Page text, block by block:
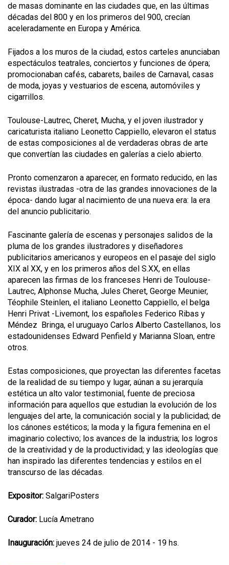
de masas dominante en las ciudades que, en las últimas
décadas del 800 y en los primeros del 900, crecían
aceleradamente en Europa y América.
Fijados a los muros de la ciudad, estos carteles anunciaban
espectáculos teatrales, conciertos y funciones de ópera;
promocionaban cafés, cabarets, bailes de Carnaval, casas
de moda, joyas y vestuarios de escena, automóviles y
cigarrillos.
Toulouse-Lautrec, Cheret, Mucha, y el joven ilustrador y
caricaturista italiano Leonetto Cappiello, elevaron el status
de estas composiciones al de verdaderas obras de arte
que convertían las ciudades en galerías a cielo abierto.
Pronto comenzaron a aparecer, en formato reducido, en las
revistas ilustradas -otra de las grandes innovaciones de la
época- dando lugar al nacimiento de una nueva era: la era
del anuncio publicitario.
Fascinante galería de escenas y personajes salidos de la
pluma de los grandes ilustradores y diseñadores
publicitarios americanos y europeos en el pasaje del siglo
XIX al XX, y en los primeros años del S.XX, en ellas
aparecen las firmas de los franceses Henri de Toulouse-
Lautrec, Alphonse Mucha, Jules Cheret, George Meunier,
Téophile Steinlen, el italiano Leonetto Cappiello, el belga
Henri Privat -Livemont, los españoles Federico Ribas y
Méndez Bringa, el uruguayo Carlos Alberto Castellanos, los
estadounidenses Edward Penfield y Marianna Sloan, entre
otros.
Estas composiciones, que proyectan las diferentes facetas
de la realidad de su tiempo y lugar, aúnan a su jerarquía
estética un alto valor testimonial, fuente de preciosa
información para aquellos que estudian la evolución de los
lenguajes del arte, la comunicación social y la publicidad; de
los cánones estéticos; la moda y la figura femenina en el
imaginario colectivo; los avances de la industria; los logros
de la creatividad y de la productividad; y las ideologías que
han inspirado las diferentes tendencias y estilos en el
transcurso de las décadas.
Expositor: SalgariPosters
Curador: Lucía Ametrano
Inauguración: jueves 24 de julio de 2014 - 19 hs.